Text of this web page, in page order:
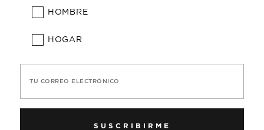
HOMBRE
HOGAR
TU CORREO ELECTRÓNICO
SUSCRIBIRME